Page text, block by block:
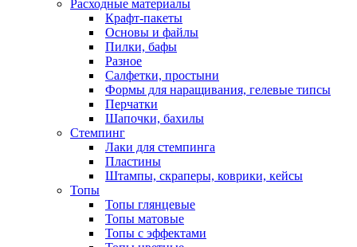
Расходные материалы
Крафт-пакеты
Основы и файлы
Пилки, бафы
Разное
Салфетки, простыни
Формы для наращивания, гелевые типсы
Перчатки
Шапочки, бахилы
Стемпинг
Лаки для стемпинга
Пластины
Штампы, скраперы, коврики, кейсы
Топы
Топы глянцевые
Топы матовые
Топы с эффектами